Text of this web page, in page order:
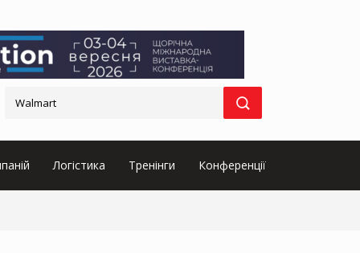
Логістика Тренінги Конференції